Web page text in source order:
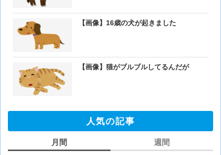
【画像】16歳の犬が起きました
【画像】猫がブルブルしてるんだが
人気の記事
月間 週間